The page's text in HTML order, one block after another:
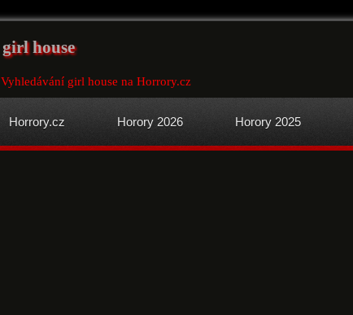
girl house
Vyhledávání girl house na Horrory.cz
Horrory.cz Horory 2026 Horory 2025